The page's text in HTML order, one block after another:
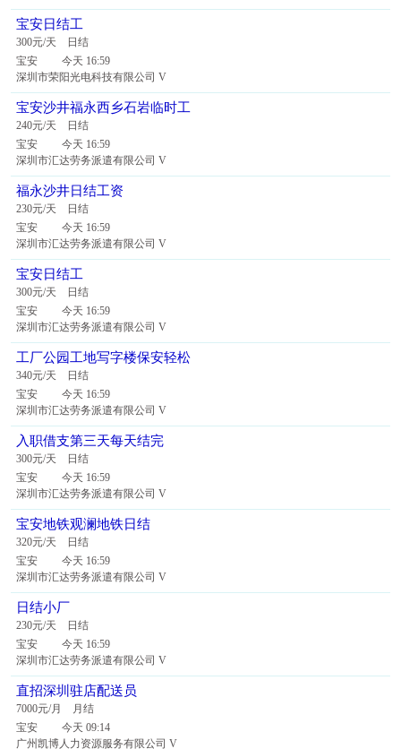
宝安日结工
300元/天 日结
宝安 今天 16:59
深圳市荣阳光电科技有限公司 V
宝安沙井福永西乡石岩临时工
240元/天 日结
宝安 今天 16:59
深圳市汇达劳务派遣有限公司 V
福永沙井日结工资
230元/天 日结
宝安 今天 16:59
深圳市汇达劳务派遣有限公司 V
宝安日结工
300元/天 日结
宝安 今天 16:59
深圳市汇达劳务派遣有限公司 V
工厂公园工地写字楼保安轻松
340元/天 日结
宝安 今天 16:59
深圳市汇达劳务派遣有限公司 V
入职借支第三天每天结完
300元/天 日结
宝安 今天 16:59
深圳市汇达劳务派遣有限公司 V
宝安地铁观澜地铁日结
320元/天 日结
宝安 今天 16:59
深圳市汇达劳务派遣有限公司 V
日结小厂
230元/天 日结
宝安 今天 16:59
深圳市汇达劳务派遣有限公司 V
直招深圳驻店配送员
7000元/月 月结
宝安 今天 09:14
广州凯博人力资源服务有限公司 V